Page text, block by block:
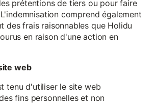
prétentions de tiers ou pour faire
comprend également
des frais raisonnables que Holidu
en raison d'une action en
web
tenu d'utiliser le site web
fins personnelles et non